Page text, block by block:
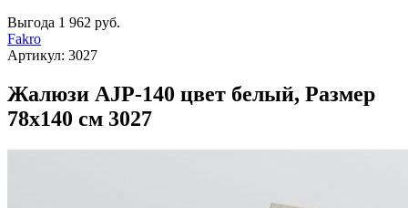
Выгода 1 962 руб.
Fakro
Артикул: 3027
Жалюзи AJP-140 цвет белый, Размер
78х140 см 3027